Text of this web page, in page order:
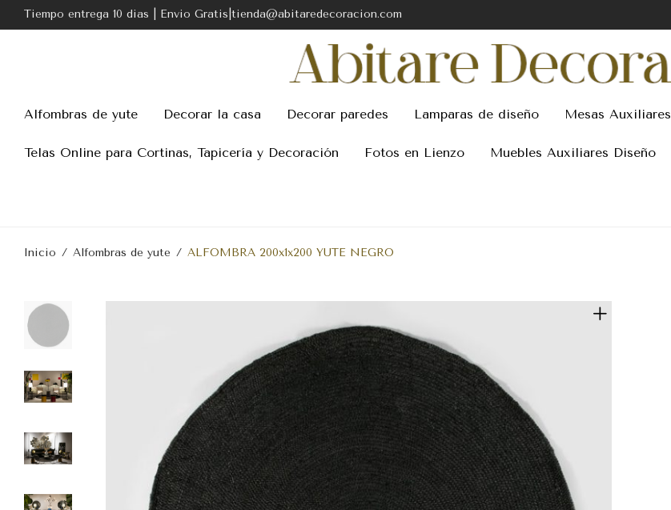
Tiempo entrega 10 dias | Envio Gratis|tienda@abitaredecoracion.com
Alfombras de yute Decorar la casa Decorar paredes Lamparas de diseño Mesas Auxiliares
Telas Online para Cortinas, Tapicería y Decoración Fotos en Lienzo Muebles Auxiliares Diseño
Inicio / Alfombras de yute / ALFOMBRA 200x1x200 YUTE NEGRO